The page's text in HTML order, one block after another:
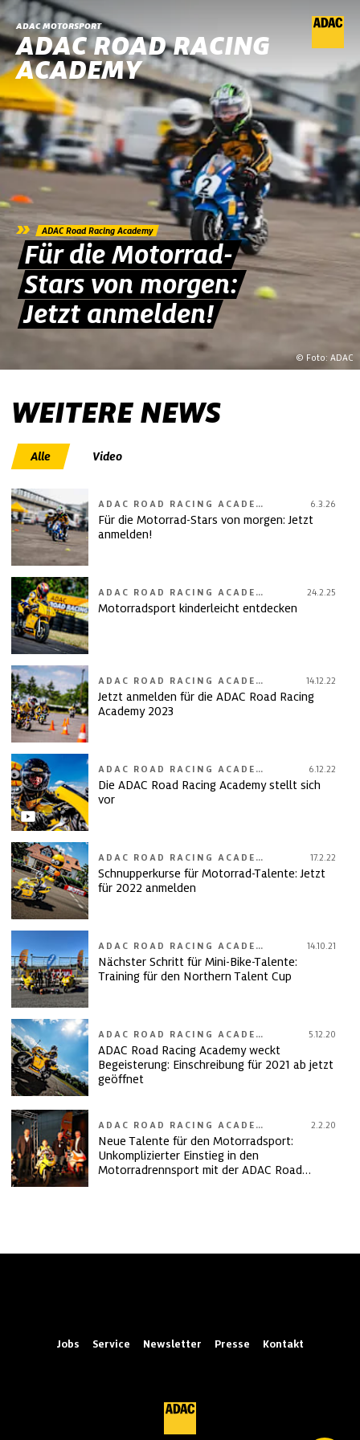
ADAC MOTORSPORT
ADAC ROAD RACING
ACADEMY
© Foto: ADAC
» ADAC Road Racing Academy
Für die Motorrad-
Stars von morgen:
Jetzt anmelden!
WEITERE NEWS
Alle Video
ADAC ROAD RACING ACADEMY 6.3.26
Für die Motorrad-Stars von morgen: Jetzt
anmelden!
ADAC ROAD RACING ACADEMY 24.2.25
Motorradsport kinderleicht entdecken
ADAC ROAD RACING ACADEMY 14.12.22
Jetzt anmelden für die ADAC Road Racing
Academy 2023
ADAC ROAD RACING ACADEMY 6.12.22
Die ADAC Road Racing Academy stellt sich
vor
ADAC ROAD RACING ACADEMY 17.2.22
Schnupperkurse für Motorrad-Talente: Jetzt
für 2022 anmelden
ADAC ROAD RACING ACADEMY 14.10.21
Nächster Schritt für Mini-Bike-Talente:
Training für den Northern Talent Cup
ADAC ROAD RACING ACADEMY 5.12.20
ADAC Road Racing Academy weckt
Begeisterung: Einschreibung für 2021 ab jetzt
geöffnet
ADAC ROAD RACING ACADEMY 2.2.20
Neue Talente für den Motorradsport:
Unkomplizierter Einstieg in den
Motorradrennsport mit der ADAC Road
Jobs Service Newsletter Presse Kontakt